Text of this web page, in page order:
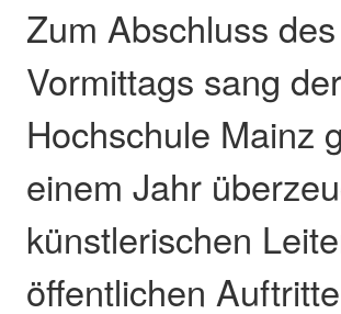
Zum Abschluss
Vormittags sang
Hochschule Mainz
einem Jahr
künstlerischen
öffentlichen